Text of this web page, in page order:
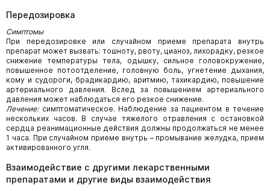
Передозировка
Симптомы
При передозировке или случайном приеме препарата внутрь
препарат может вызвать: тошноту, рвоту, цианоз, лихорадку, резкое
снижение температуры тела, одышку, сильное головокружение,
повышенное потоотделение, головную боль, угнетение дыхания,
кому и судороги, брадикардию, аритмию, тахикардию, повышение
артериального давления. Вслед за повышением артериального
давления может наблюдаться его резкое снижение.
Лечение:симптоматическое. Наблюдение за пациентом в течение
нескольких часов. В случае тяжелого отравления с остановкой
сердца реанимационные действия должны продолжаться не менее
1 часа. При случайном приеме внутрь – промывание желудка, прием
активированного угля.
Взаимодействие с другими лекарственными
препаратами и другие виды взаимодействия